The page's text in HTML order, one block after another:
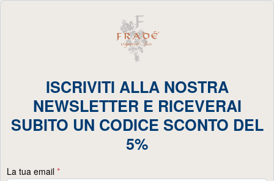
ISCRIVITI ALLA NOSTRA
NEWSLETTER E RICEVERAI
SUBITO UN CODICE SCONTO DEL
5%
La tua email *